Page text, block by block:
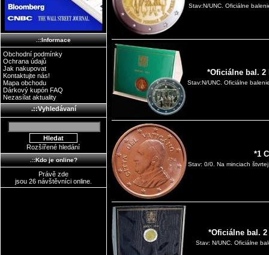
.::Informace
Obchodní podmínky
Ochrana údajů
Jak nakupovat
Kontaktujte nás!
Mapa obchodu
Dárkový kupón FAQ
Nezasílat aktuality
.::Vyhledávaní
Rozšířené hledání
.::Kdo je online?
Právě zde
jsou 26 návštěvníci online.
Stav:N/UNC. Oficiálne
*Oficiálne bal. 2
Stav:N/UNC. Oficiálne
*1
Stav: 0/0. Na minciach
*Oficiálne bal.
Stav: N/UNC. Oficiálne